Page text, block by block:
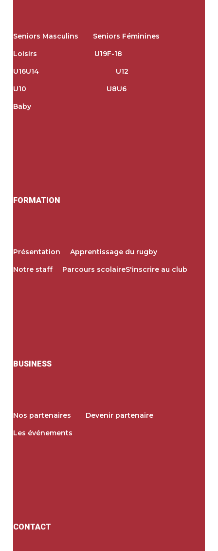
Seniors Masculins
Seniors Féminines
Loisirs
U19F-18
U16U14
U12
U10
U8U6
Baby
FORMATION
Présentation
Apprentissage du rugby
Notre staff
Parcours scolaireS'inscrire au club
BUSINESS
Nos partenaires
Devenir partenaire
Les événements
CONTACT